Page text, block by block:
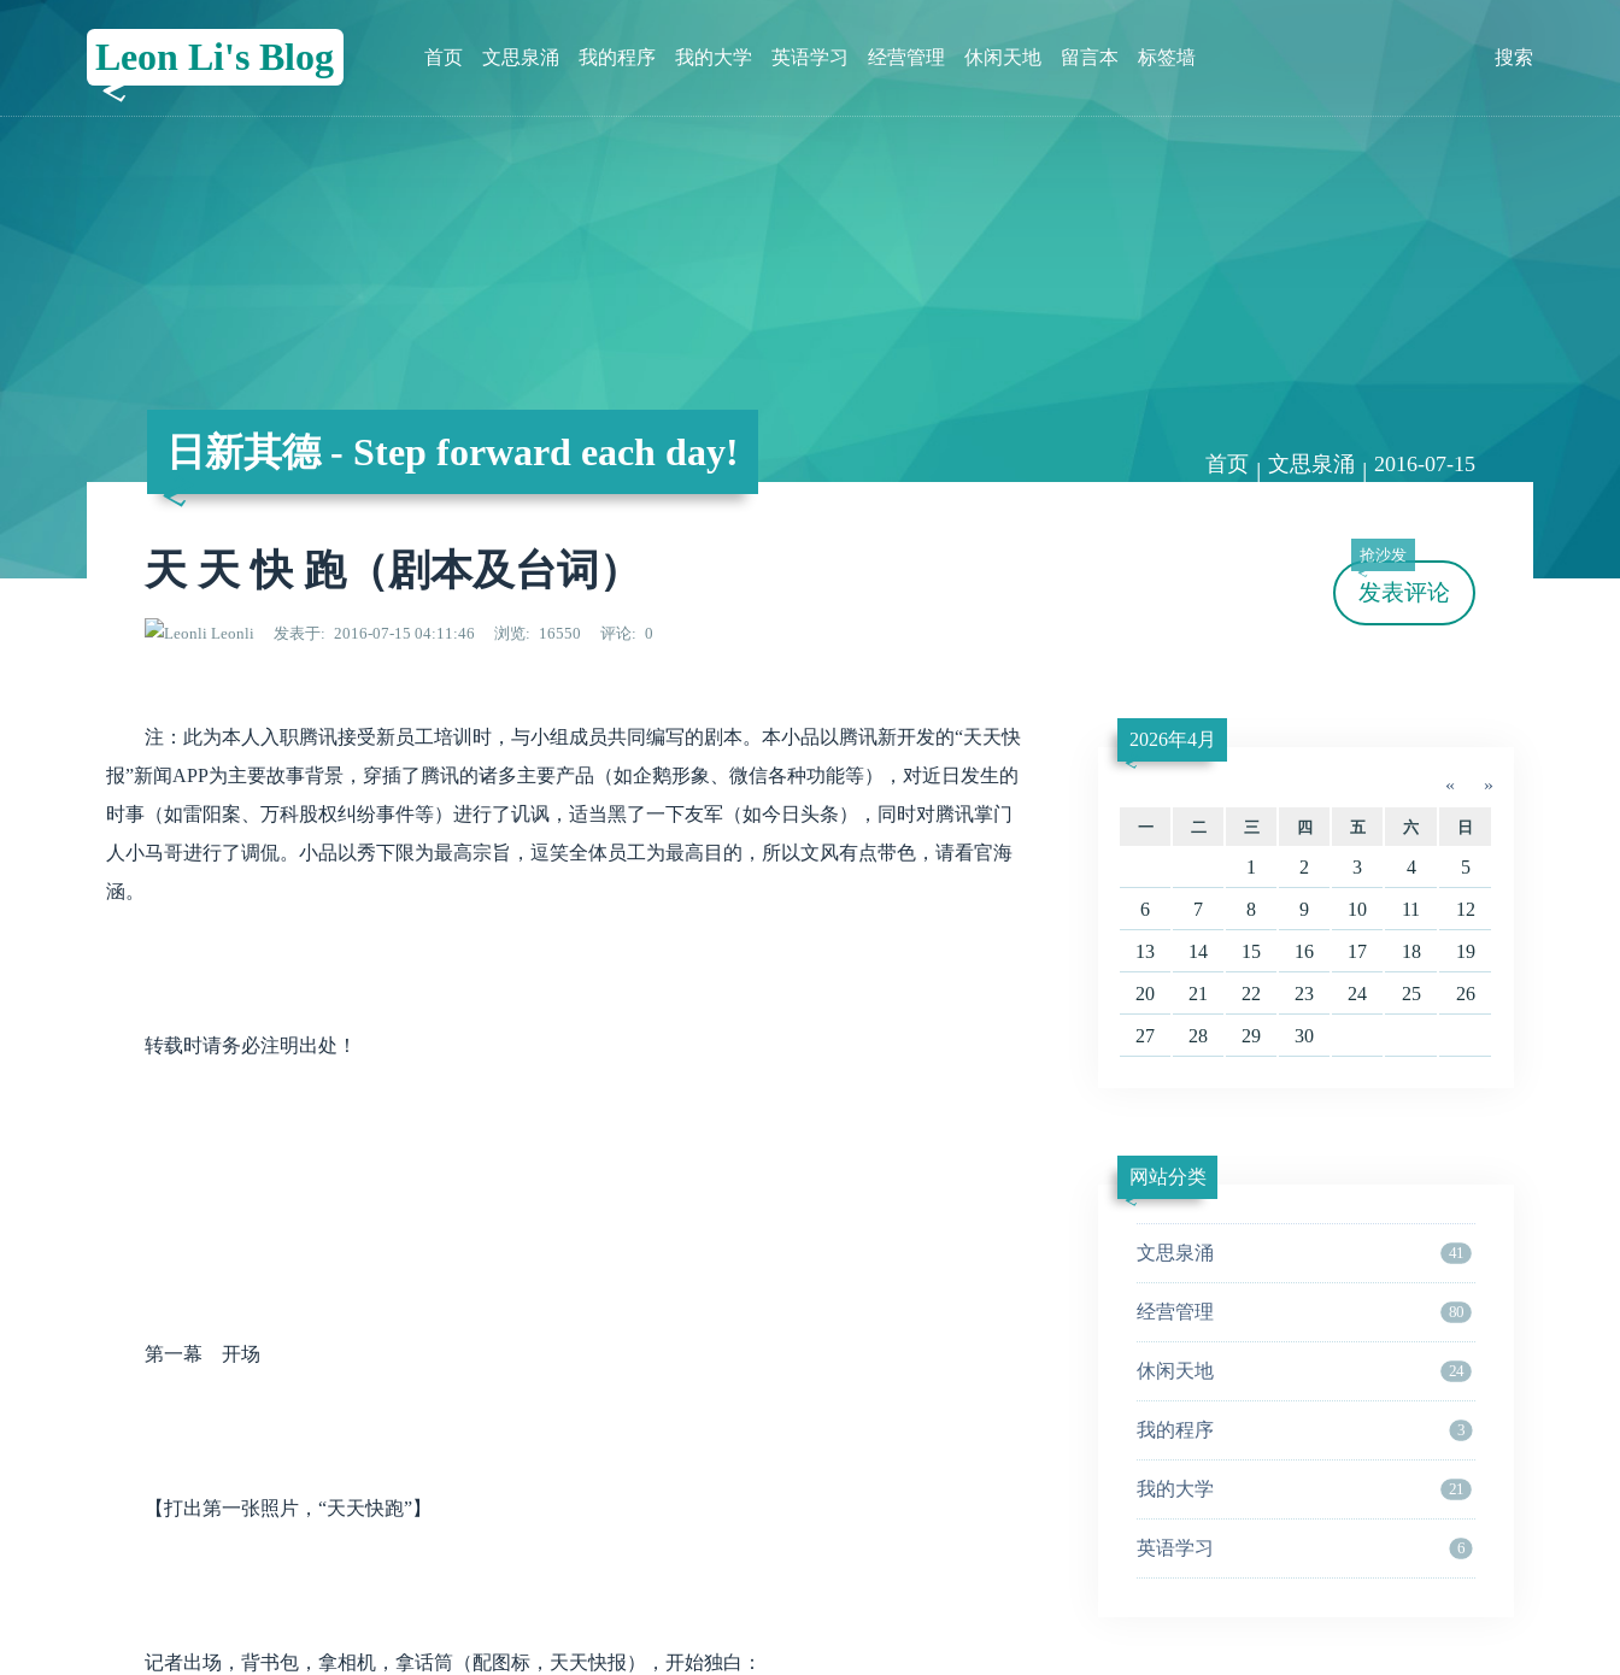
Leon Li's Blog 首页 文思泉涌 我的程序 我的大学 英语学习 经营管理 休闲天地 留言本 标签墙 搜索
日新其德 - Step forward each day! 首页 | 文思泉涌 | 2016-07-15
天 天 快 跑（剧本及台词）
Leonli 发表于 2016-07-15 04:11:46 浏览 16550 评论 0
抢沙发
发表评论
注：此为本人入职腾讯接受新员工培训时，与小组成员共同编写的剧本。本小品以腾讯新开发的“天天快
报”新闻APP为主要故事背景，穿插了腾讯的诸多主要产品（如企鹅形象、微信各种功能等），对近日发生的
时事（如雷阳案、万科股权纠纷事件等）进行了讥讽，适当黑了一下友军（如今日头条），同时对腾讯掌门
人小马哥进行了调侃。小品以秀下限为最高宗旨，逗笑全体员工为最高目的，所以文风有点带色，请看官海
涵。
转载时请务必注明出处！
第一幕 开场
【打出第一张照片，“天天快跑”】
记者出场，背书包，拿相机，拿话筒（配图标，天天快报），开始独白：
«
2026年4月
»
一 二 三 四 五 六 日
1 2 3 4 5
6 7 8 9 10 11 12
13 14 15 16 17 18 19
20 21 22 23 24 25 26
27 28 29 30
网站分类
文思泉涌 41
经营管理 80
休闲天地 24
我的程序 3
我的大学 21
英语学习 6